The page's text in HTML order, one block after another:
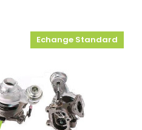
Echange Standard